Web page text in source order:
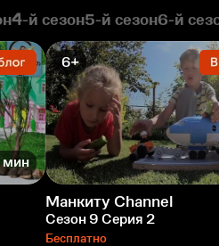
4-й сезон5-й сезон6-й
мин
6+
Манкиту Сhannel
Сезон 9 Серия 2
Бесплатно